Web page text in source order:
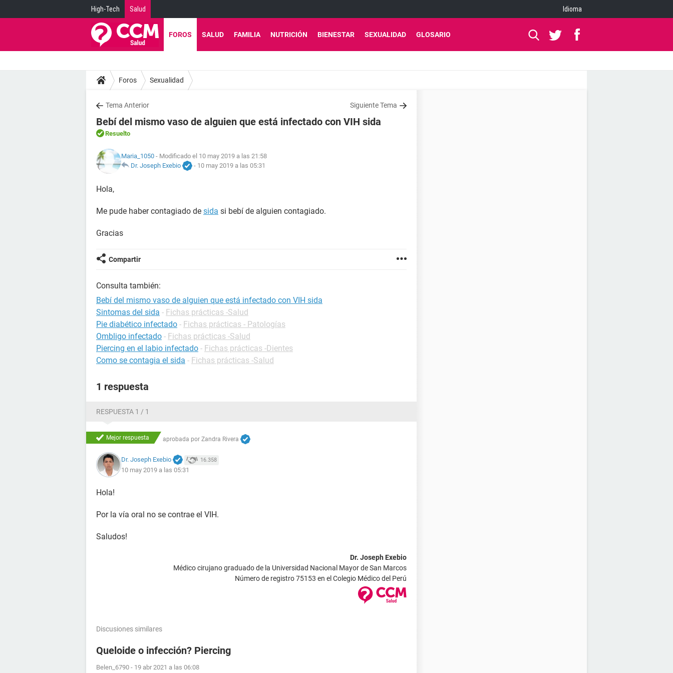
High-Tech Salud Idioma
FOROS SALUD FAMILIA NUTRICIÓN BIENESTAR SEXUALIDAD GLOSARIO
Foros Sexualidad
Tema Anterior Siguiente Tema
Bebí del mismo vaso de alguien que está infectado con VIH sida
Resuelto
Maria_1050 - Modificado el 10 may 2019 a las 21:58
Dr. Joseph Exebio
- 10 may 2019 a las 05:31
Hola,
Me pude haber contagiado de sida si bebí de alguien contagiado.
Gracias
Compartir
Consulta también:
Bebí del mismo vaso de alguien que está infectado con VIH sida
Sintomas del sida - Fichas prácticas -Salud
Pie diabético infectado - Fichas prácticas - Patologías
Ombligo infectado - Fichas prácticas -Salud
Piercing en el labio infectado - Fichas prácticas -Dientes
Como se contagia el sida - Fichas prácticas -Salud
1 respuesta
RESPUESTA 1 / 1
Mejor respuesta aprobada por Zandra Rivera
Dr. Joseph Exebio 16.358
10 may 2019 a las 05:31
Hola!
Por la vía oral no se contrae el VIH.
Saludos!
Dr. Joseph Exebio
Médico cirujano graduado de la Universidad Nacional Mayor de San Marcos
Número de registro 75153 en el Colegio Médico del Perú
Discusiones similares
Queloide o infección? Piercing
Belen_6790 - 19 abr 2021 a las 06:08